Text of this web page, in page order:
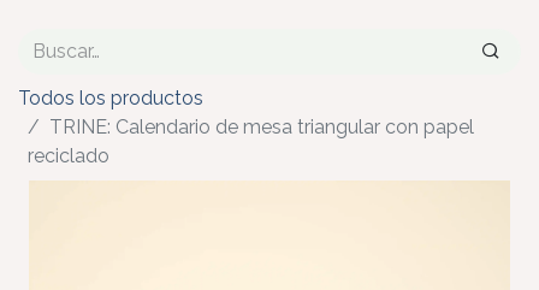
Todos los productos
TRINE: Calendario de mesa triangular con papel
reciclado